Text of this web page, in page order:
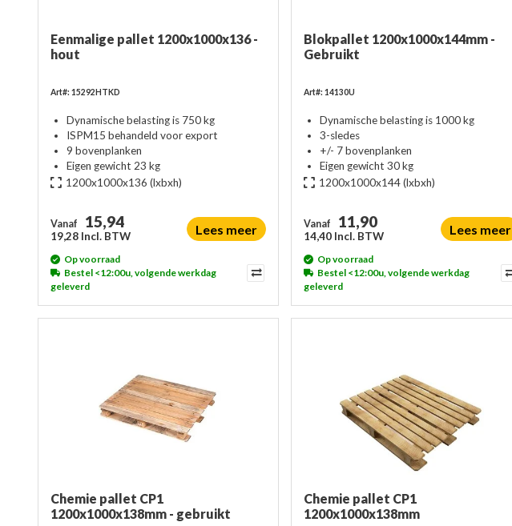
Eenmalige pallet 1200x1000x136 -
hout
Art#: 15292HTKD
Dynamische belasting is 750 kg
ISPM15 behandeld voor export
9 bovenplanken
Eigen gewicht 23 kg
1200x1000x136 (lxbxh)
Vanaf 15,94
19,28 Incl. BTW Lees meer
Op voorraad
Bestel <12:00u, volgende werkdag
geleverd
Blokpallet 1200x1000x144mm -
Gebruikt
Art#: 14130U
Dynamische belasting is 1000 kg
3-sledes
+/- 7 bovenplanken
Eigen gewicht 30 kg
1200x1000x144(lxbxh)
Vanaf 11,90
14,40 Incl. BTW Lees meer
Op voorraad
Bestel <12:00u, volgende werkdag
geleverd
Chemie pallet CP1
1200x1000x138mm - gebruikt
Chemie pallet CP1
1200x1000x138mm